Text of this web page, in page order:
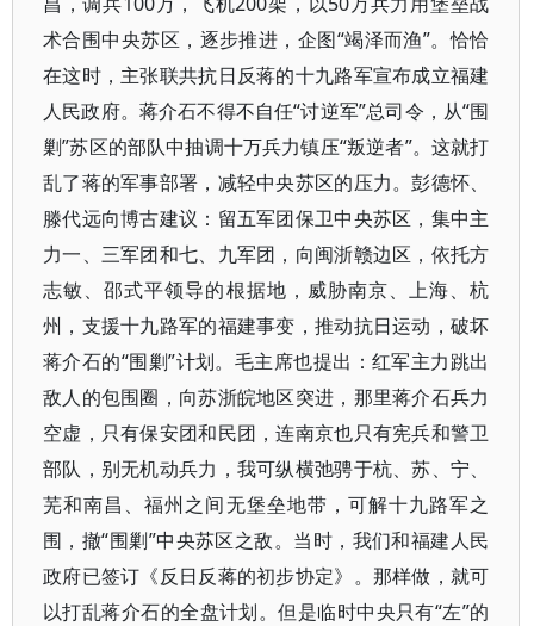
术合围中央苏区，逐步推进，企图“竭泽而渔”。恰恰
在这时，主张联共抗日反蒋的十九路军宣布成立福建
人民政府。蒋介石不得不自任“讨逆军”总司令，从“围
剿”苏区的部队中抽调十万兵力镇压“叛逆者”。这就打
乱了蒋的军事部署，减轻中央苏区的压力。彭德怀、
滕代远向博古建议：留五军团保卫中央苏区，集中主
力一、三军团和七、九军团，向闽浙赣边区，依托方
志敏、邵式平领导的根据地，威胁南京、上海、杭
州，支援十九路军的福建事变，推动抗日运动，破坏
蒋介石的“围剿”计划。毛主席也提出：红军主力跳出
敌人的包围圈，向苏浙皖地区突进，那里蒋介石兵力
空虚，只有保安团和民团，连南京也只有宪兵和警卫
部队，别无机动兵力，我可纵横弛骋于杭、苏、宁、
芜和南昌、福州之间无堡垒地带，可解十九路军之
围，撤“围剿”中央苏区之敌。当时，我们和福建人民
政府已签订《反日反蒋的初步协定》。那样做，就可
以打乱蒋介石的全盘计划。但是临时中央只有“左”的